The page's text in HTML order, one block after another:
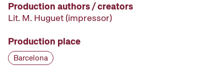
Production authors / creators
Lit. M. Huguet (impressor)
Production place
Barcelona